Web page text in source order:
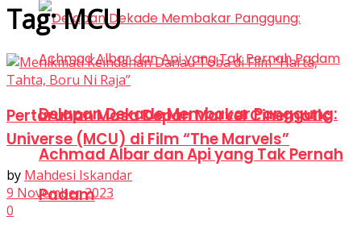
Delapan Dekade Membakar Panggung:
Achmad Albar dan Api yang Tak Pernah
Padam
Tag:MCU
Pertaruhan Masa Depan Marvel Cinematic
Universe (MCU) di Film “The Marvels”
by Mahdesi Iskandar
9 November 2023
0